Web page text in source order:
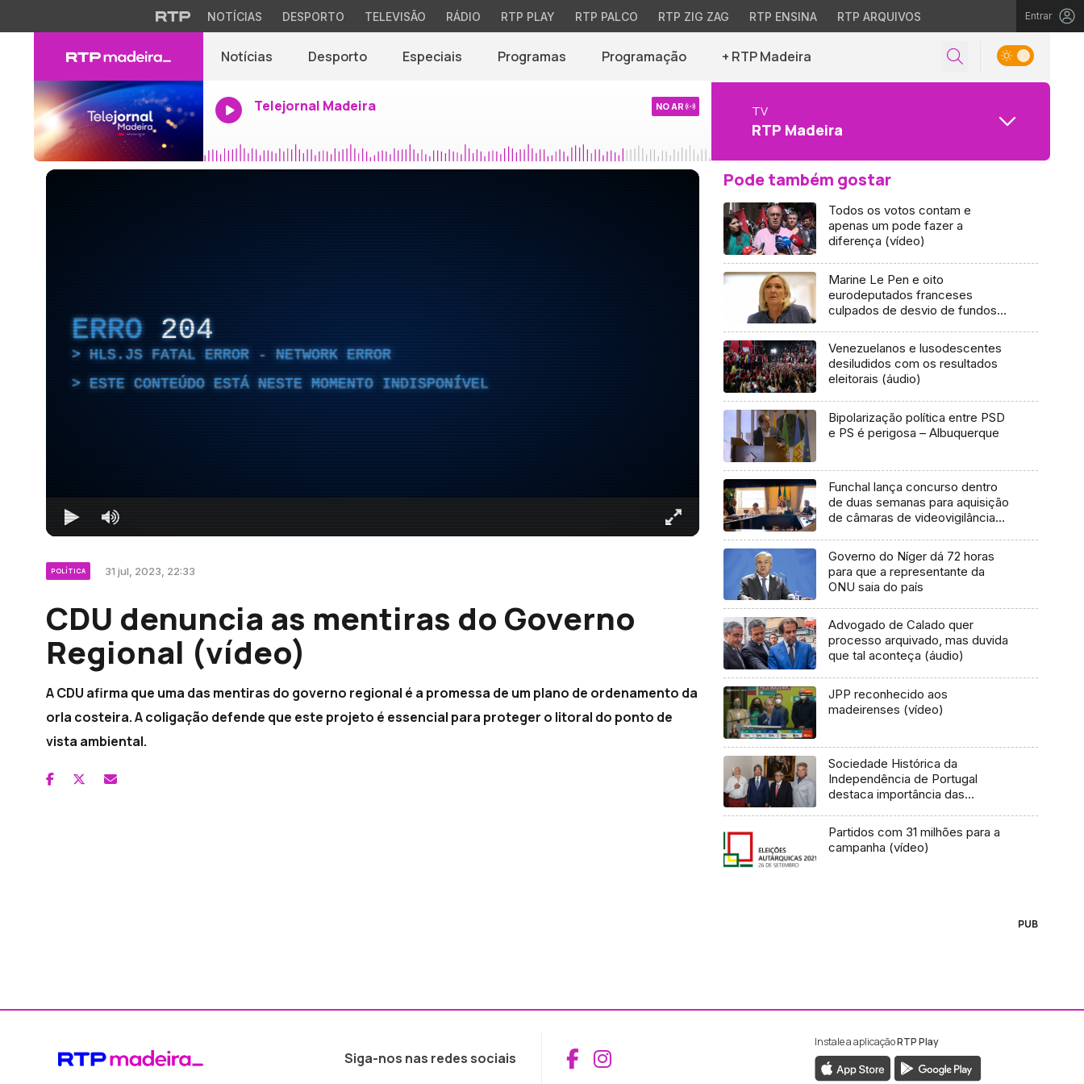
NOTÍCIAS DESPORTO TELEVISÃO RÁDIO RTP PLAY RTP PALCO RTP ZIG ZAG RTP ENSINA RTP ARQUIVOS Entrar
Notícias Desporto Especiais Programas Programação + RTP Madeira
Telejornal Madeira NO AR TV
RTP Madeira
ERRO 204
HLS.JS FATAL ERROR - NETWORK ERROR
ESTE CONTEÚDO ESTÁ NESTE MOMENTO INDISPONÍVEL
POLÍTICA 31 jul, 2023, 22:33
CDU denuncia as mentiras do Governo
Regional (vídeo)
A CDU afirma que uma das mentiras do governo regional é a promessa de um plano de ordenamento da
orla costeira. A coligação defende que este projeto é essencial para proteger o litoral do ponto de
vista ambiental.
Pode também gostar
Todos os votos contam e
apenas um pode fazer a
diferença (vídeo)
Marine Le Pen e oito
eurodeputados franceses
culpados de desvio de fundos
Venezuelanos e lusodescentes
desiludidos com os resultados
eleitorais (áudio)
Bipolarização política entre PSD
e PS é perigosa – Albuquerque
Funchal lança concurso dentro
de duas semanas para aquisição
de câmaras de videovigilância
Governo do Níger dá 72 horas
para que a representante da
ONU saia do país
Advogado de Calado quer
processo arquivado, mas duvida
que tal aconteça (áudio)
JPP reconhecido aos
madeirenses (vídeo)
Sociedade Histórica da
Independência de Portugal
destaca importância das
Partidos com 31 milhões para a
campanha (vídeo)
PUB
Siga-nos nas redes sociais Aceder ao Facebook da RTP Madeira
Aceder ao Instagram da RTP Madeira
Instale a aplicaçãoRTP Play